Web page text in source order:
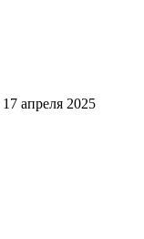
17 апреля 2025